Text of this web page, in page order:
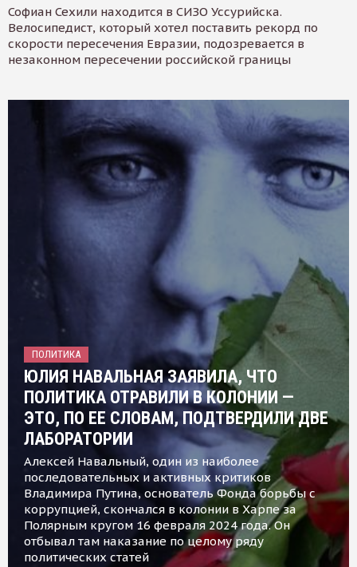
Софиан Сехили находится в СИЗО Уссурийска.
Велосипедист, который хотел поставить рекорд по
скорости пересечения Евразии, подозревается в
незаконном пересечении российской границы
ПОЛИТИКА
ЮЛИЯ НАВАЛЬНАЯ ЗАЯВИЛА, ЧТО
ПОЛИТИКА ОТРАВИЛИ В КОЛОНИИ —
ЭТО, ПО ЕЕ СЛОВАМ, ПОДТВЕРДИЛИ ДВЕ
ЛАБОРАТОРИИ
Алексей Навальный, один из наиболее
последовательных и активных критиков
Владимира Путина, основатель Фонда борьбы с
коррупцией, скончался в колонии в Харпе за
Полярным кругом 16 февраля 2024 года. Он
отбывал там наказание по целому ряду
политических статей